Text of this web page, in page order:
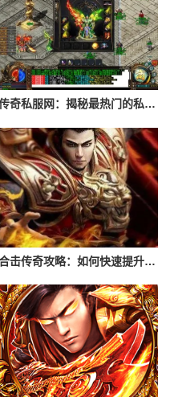
传奇私服网：揭秘最热门的私服发布平台
合击传奇攻略：如何快速提升实力